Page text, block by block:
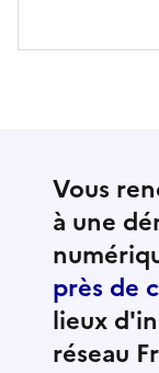
Vous
à une
près de
lieux
réseau